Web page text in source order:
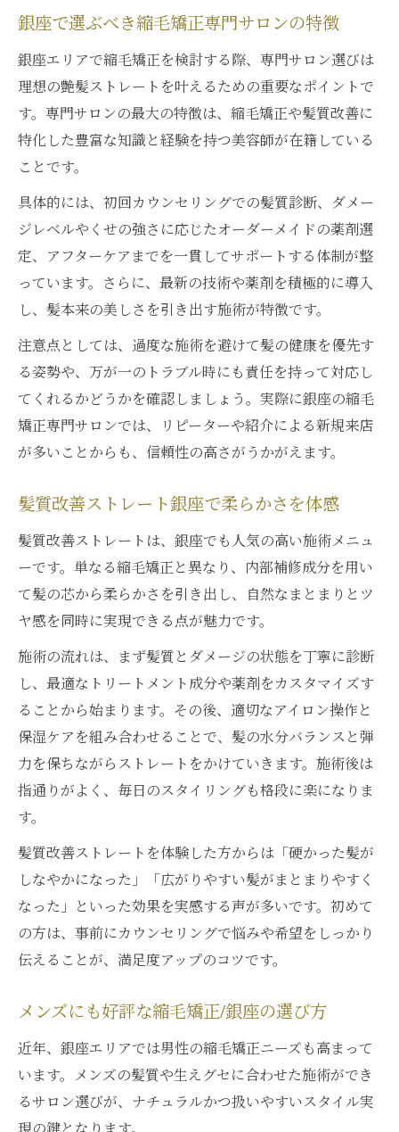
銀座で選ぶべき縮毛矯正専門サロンの特徴
銀座エリアで縮毛矯正を検討する際、専門サロン選びは
理想の艶髪ストレートを叶えるための重要なポイントで
す。専門サロンの最大の特徴は、縮毛矯正や髪質改善に
特化した豊富な知識と経験を持つ美容師が在籍している
ことです。
具体的には、初回カウンセリングでの髪質診断、ダメー
ジレベルやくせの強さに応じたオーダーメイドの薬剤選
定、アフターケアまでを一貫してサポートする体制が整
っています。さらに、最新の技術や薬剤を積極的に導入
し、髪本来の美しさを引き出す施術が特徴です。
注意点としては、過度な施術を避けて髪の健康を優先す
る姿勢や、万が一のトラブル時にも責任を持って対応し
てくれるかどうかを確認しましょう。実際に銀座の縮毛
矯正専門サロンでは、リピーターや紹介による新規来店
が多いことからも、信頼性の高さがうかがえます。
髪質改善ストレート銀座で柔らかさを体感
髪質改善ストレートは、銀座でも人気の高い施術メニュ
ーです。単なる縮毛矯正と異なり、内部補修成分を用い
て髪の芯から柔らかさを引き出し、自然なまとまりとツ
ヤ感を同時に実現できる点が魅力です。
施術の流れは、まず髪質とダメージの状態を丁寧に診断
し、最適なトリートメント成分や薬剤をカスタマイズす
ることから始まります。その後、適切なアイロン操作と
保湿ケアを組み合わせることで、髪の水分バランスと弾
力を保ちながらストレートをかけていきます。施術後は
指通りがよく、毎日のスタイリングも格段に楽になりま
す。
髪質改善ストレートを体験した方からは「硬かった髪が
しなやかになった」「広がりやすい髪がまとまりやすく
なった」といった効果を実感する声が多いです。初めて
の方は、事前にカウンセリングで悩みや希望をしっかり
伝えることが、満足度アップのコツです。
メンズにも好評な縮毛矯正/銀座の選び方
近年、銀座エリアでは男性の縮毛矯正ニーズも高まって
います。メンズの髪質や生えグセに合わせた施術ができ
るサロン選びが、ナチュラルかつ扱いやすいスタイル実